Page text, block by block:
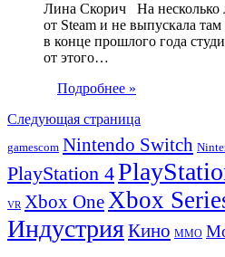
Лина Скорич На несколько
от Steam и не выпускала
в конце прошлого года
от этого…
Подробнее »
Следующая страница
gamescom Nintendo Switch
PlayStation 4
VR Xbox OneXbox
ИндустрияКино ММО